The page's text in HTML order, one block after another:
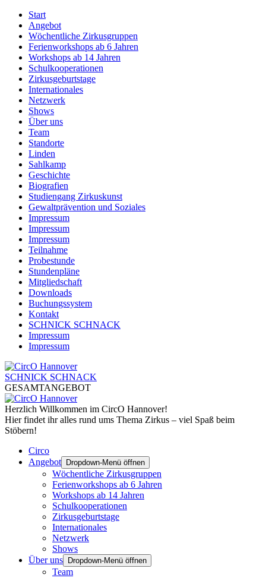
Start
Angebot
Wöchentliche Zirkusgruppen
Ferienworkshops ab 6 Jahren
Workshops ab 14 Jahren
Schulkooperationen
Zirkusgeburtstage
Internationales
Netzwerk
Shows
Über uns
Team
Standorte
Linden
Sahlkamp
Geschichte
Biografien
Studiengang Zirkuskunst
Gewaltprävention und Soziales
Impressum
Impressum
Impressum
Teilnahme
Probestunde
Stundenpläne
Mitgliedschaft
Downloads
Buchungssystem
Kontakt
SCHNICK SCHNACK
Impressum
Impressum
SCHNICK SCHNACK
GESAMTANGEBOT
Herzlich Willkommen im CircO Hannover!
Hier findet ihr alles rund ums Thema Zirkus – viel Spaß beim
Stöbern!
Circo
Angebot
Dropdown-Menü öffnen
Wöchentliche Zirkusgruppen
Ferienworkshops ab 6 Jahren
Workshops ab 14 Jahren
Schulkooperationen
Zirkusgeburtstage
Internationales
Netzwerk
Shows
Über uns
Dropdown-Menü öffnen
Team